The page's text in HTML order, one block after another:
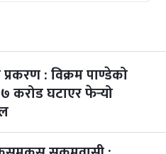
२ महिना बाँकी
: विक्रम पाण्डेको
करोड घटाएर फेर्‍यो